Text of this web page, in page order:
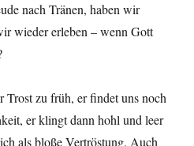
nach Tränen, haben wir
wieder erleben – wenn Gott
Trost zu früh, er findet uns noch
er klingt dann hohl und leer
als bloße Vertröstung. Auch